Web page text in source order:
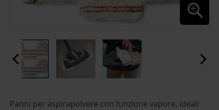
TO
Panni per aspirapolvere con funzione vapore, ideali